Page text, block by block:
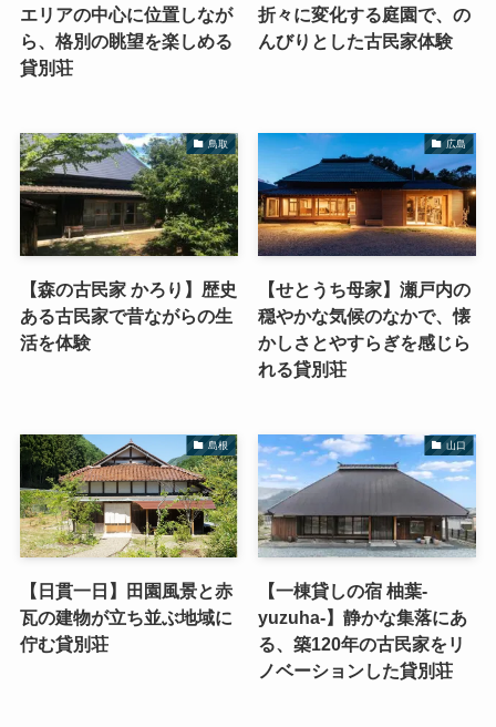
エリアの中心に位置しなが
ら、格別の眺望を楽しめる
貸別荘
折々に変化する庭園で、の
んびりとした古民家体験
鳥取
【森の古民家 かろり】歴史
ある古民家で昔ながらの生
活を体験
広島
【せとうち母家】瀬戸内の
穏やかな気候のなかで、懐
かしさとやすらぎを感じら
れる貸別荘
島根
【日貫一日】田園風景と赤
瓦の建物が立ち並ぶ地域に
佇む貸別荘
山口
【一棟貸しの宿 柚葉-
yuzuha-】静かな集落にあ
る、築120年の古民家をリ
ノベーションした貸別荘